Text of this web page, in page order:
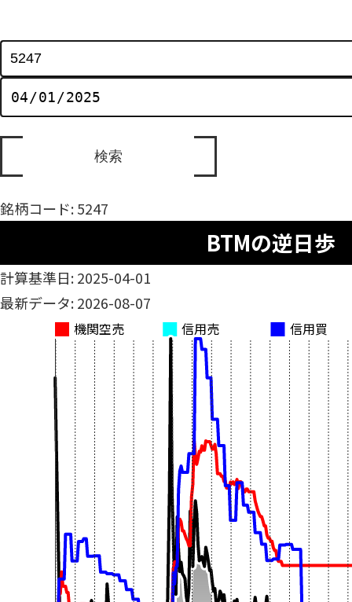
銘柄コード: 5247
BTMの逆日歩
計算基準日: 2025-04-01
最新データ: 2026-08-07
機関空売 信用売 信用買